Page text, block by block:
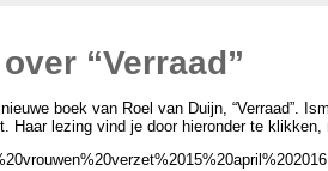
“Verraad”
boek van Roel van Duijn, “Verraad”.
lezing vind je door hieronder te